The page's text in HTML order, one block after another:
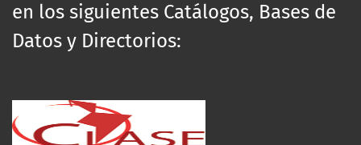
en los siguientes Catálogos, Bases de
Datos y Directorios: